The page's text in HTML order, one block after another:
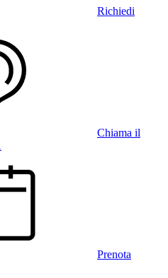
Richiedi
Chiama il
Prenota